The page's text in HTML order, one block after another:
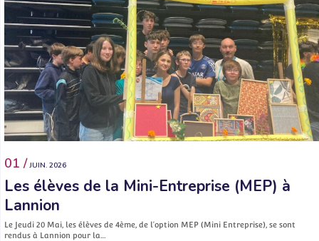
01 / JUIN. 2026
Les élèves de la Mini-Entreprise (MEP) à
Lannion
Le Jeudi 20 Mai, les élèves de 4ème, de l’option MEP (Mini Entreprise), se sont
rendus à Lannion pour la…